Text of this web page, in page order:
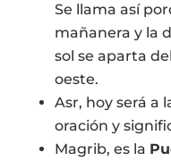
Se llama así
mañanera y la
sol se aparta
oeste.
Asr, hoy será a
oración y
Magrib, es la